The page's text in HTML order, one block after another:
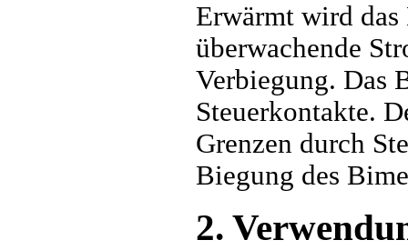
Erwärmt wird
überwachende
Verbiegung. Das
Steuerkontakte.
Grenzen durch
Biegung des
2.